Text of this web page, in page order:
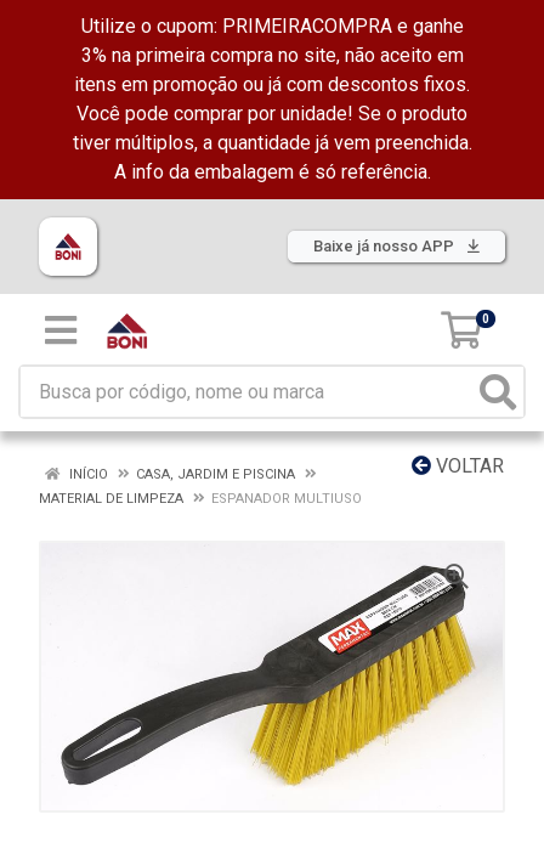
Utilize o cupom: PRIMEIRACOMPRA e ganhe
3% na primeira compra no site, não aceito em
itens em promoção ou já com descontos fixos.
Você pode comprar por unidade! Se o produto
tiver múltiplos, a quantidade já vem preenchida.
A info da embalagem é só referência.
Baixe já nosso APP
0
VOLTAR
INÍCIO
CASA, JARDIM E PISCINA
MATERIAL DE LIMPEZA
ESPANADOR MULTIUSO